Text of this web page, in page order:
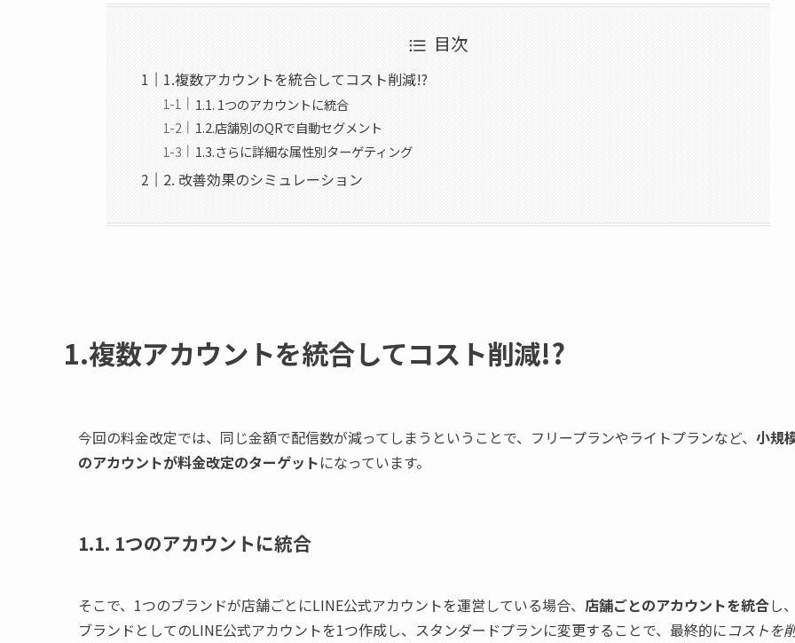
目次
1.複数アカウントを統合してコスト削減!?
1.1. 1つのアカウントに統合
1.2.店舗別のQRで自動セグメント
1.3.さらに詳細な属性別ターゲティング
2. 改善効果のシミュレーション
1.複数アカウントを統合してコスト削減!?
今回の料金改定では、同じ金額で配信数が減ってしまうということで、フリープランやライトプランなど、 小規
のアカウントが料金改定のターゲットになっています。
1.1. 1つのアカウントに統合
そこで、1つのブランドが店舗ごとにLINE公式アカウントを運営している場合、 店舗ごとのアカウントを統合し
ブランドとしてのLINE公式アカウントを1つ作成し、スタンダードプランに変更することで、最終的にコストを